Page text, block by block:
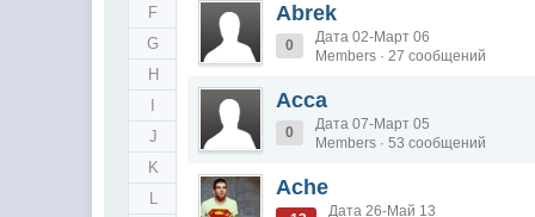
F
G
H
J
K
L
Abrek
0
Дата 02-Март 06
Members · 27 сообщений
Acca
0
Дата 07-Март 05
Members · 53 сообщений
Ache
Дата 26-Май 13